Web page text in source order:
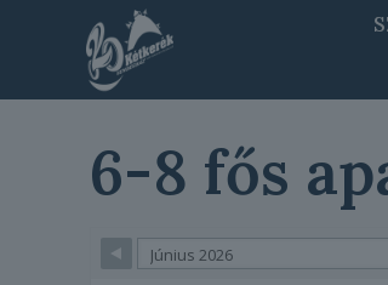
6-8 fős
Skip Booking Form